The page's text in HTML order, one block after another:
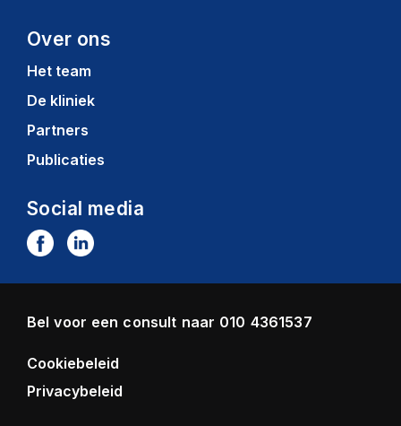
Over ons
Het team
De kliniek
Partners
Publicaties
Social media
Bel voor een consult naar 010 4361537
Cookiebeleid
Privacybeleid